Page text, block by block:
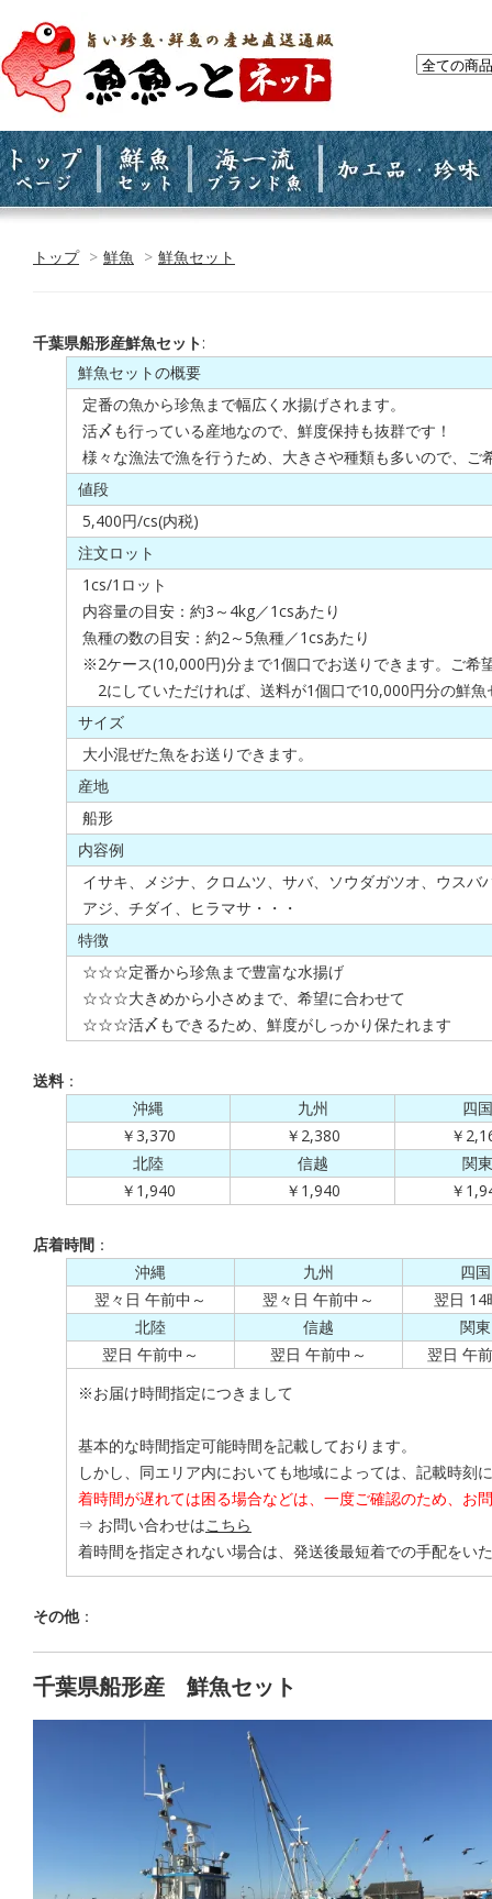
トップ > 鮮魚 > 鮮魚セット
千葉県船形産鮮魚セット:
鮮魚セットの概要
定番の魚から珍魚まで幅広く水揚げされます。
活〆も行っている産地なので、鮮度保持も抜群です！
様々な漁法で漁を行うため、大きさや種類も多いので、ご
値段
5,400円/cs(内税)
注文ロット
1cs/1ロット
内容量の目安：約3～4kg／1csあたり
魚種の数の目安：約2～5魚種／1csあたり
※2ケース(10,000円)分まで1個口でお送りできます。ご希
2にしていただければ、送料が1個口で10,000円分の鮮
サイズ
大小混ぜた魚をお送りできます。
産地
船形
内容例
イサキ、メジナ、クロムツ、サバ、ソウダガツオ、ウス
アジ、チダイ、ヒラマサ・・・
特徴
☆☆☆定番から珍魚まで豊富な水揚げ
☆☆☆大きめから小さめまで、希望に合わせて
☆☆☆活〆もできるため、鮮度がしっかり保たれます
送料 ：
沖縄
九州
四国
￥3,370
￥2,380
￥
北陸
信越
関東
￥1,940
￥1,940 ￥
店着時間 ：
沖縄
九州
四国
翌々日 午前中～
翌々日 午前中～
翌日 14
北陸
信越
関東
翌日 午前中～
翌日 午前中～
翌日 午
※お届け時間指定につきまして
基本的な時間指定可能時間を記載しております。
しかし、同エリア内においても地域によっては、記載時刻
着時間が遅れては困る場合などは、一度ご確認のため、お
⇒ お問い合わせはこちら
着時間を指定されない場合は、発送後最短着での手配をい
その他：
千葉県船形産 鮮魚セット